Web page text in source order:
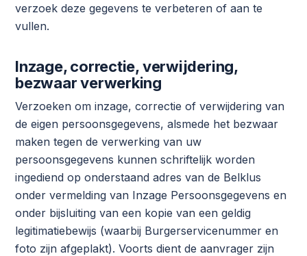
verzoek deze gegevens te verbeteren of aan te
vullen.
Inzage, correctie, verwijdering,
bezwaar verwerking
Verzoeken om inzage, correctie of verwijdering van
de eigen persoonsgegevens, alsmede het bezwaar
maken tegen de verwerking van uw
persoonsgegevens kunnen schriftelijk worden
ingediend op onderstaand adres van de Belklus
onder vermelding van Inzage Persoonsgegevens en
onder bijsluiting van een kopie van een geldig
legitimatiebewijs (waarbij Burgerservicenummer en
foto zijn afgeplakt). Voorts dient de aanvrager zijn